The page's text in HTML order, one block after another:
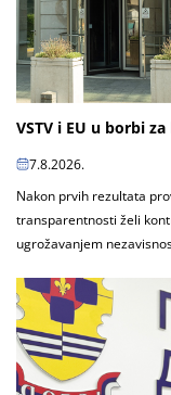
VSTV i EU u borbi
7.8.2026.
Nakon prvih rezultata
transparentnosti želi
ugrožavanjem